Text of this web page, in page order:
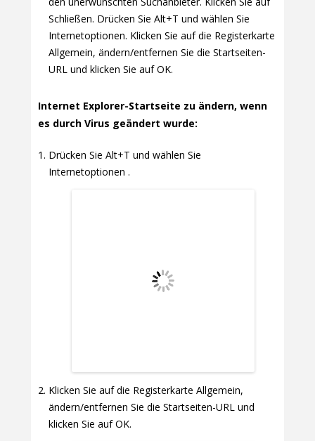
Schließen. Drücken Sie Alt+T und wählen Sie
Internetoptionen. Klicken Sie auf die Registerkarte
Allgemein, ändern/entfernen Sie die Startseiten-
URL und klicken Sie auf OK.
Internet Explorer-Startseite zu ändern, wenn
es durch Virus geändert wurde:
Drücken Sie Alt+T und wählen Sie
Internetoptionen .
Klicken Sie auf die Registerkarte Allgemein,
ändern/entfernen Sie die Startseiten-URL und
klicken Sie auf OK.